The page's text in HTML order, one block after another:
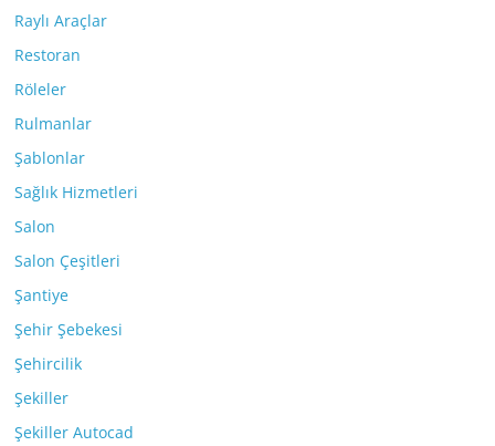
Raylı Araçlar
Restoran
Röleler
Rulmanlar
Şablonlar
Sağlık Hizmetleri
Salon
Salon Çeşitleri
Şantiye
Şehir Şebekesi
Şehircilik
Şekiller
Şekiller Autocad